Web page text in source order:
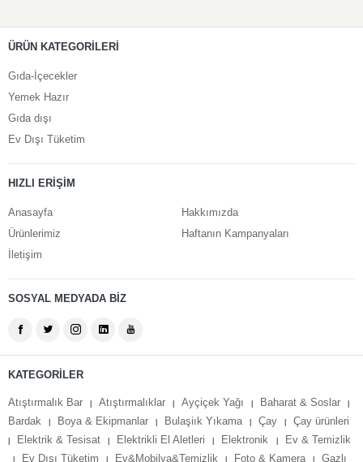
ÜRÜN KATEGORİLERİ
Gıda-İçecekler
Yemek Hazır
Gıda dışı
Ev Dışı Tüketim
HIZLI ERİŞİM
Anasayfa
Ürünlerimiz
İletişim
Hakkımızda
Haftanın Kampanyaları
SOSYAL MEDYADA BİZ
KATEGORİLER
Atıştırmalık Bar Atıştırmalıklar Ayçiçek Yağı Baharat & Soslar
Bardak Boya & Ekipmanlar Bulaşiık Yıkama| Çay Çay ürünleri
Elektrik & Tesisat Elektrikli El Aletleri Elektronik Ev & Temizlik
Ev Dışı Tüketim Ev&Mobilya&Temizlik Foto & Kamera| Gazlı